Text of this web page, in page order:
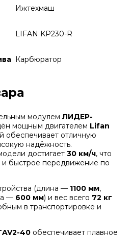
Ижтехмаш
LIFAN KP230-R
Карбюратор
модулем ЛИДЕР-
мощным двигателем Lifan
обеспечивает отличную
надёжность.
достигает 30 км/ч, что
и быстрое передвижение по
(длина — 1100 мм,
— 600 мм) и вес всего 72 кг
в транспортировке и
40 обеспечивает плавное